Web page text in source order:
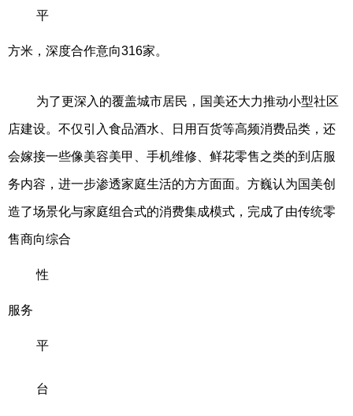
平
方米，深度合作意向316家。
为了更深入的覆盖城市居民，国美还大力推动小型社区
店建设。不仅引入食品酒水、日用百货等高频消费品类，还
会嫁接一些像美容美甲、手机维修、鲜花零售之类的到店服
务内容，进一步渗透家庭生活的方方面面。方巍认为国美创
造了场景化与家庭组合式的消费集成模式，完成了由传统零
售商向综合
性
服务
平
台